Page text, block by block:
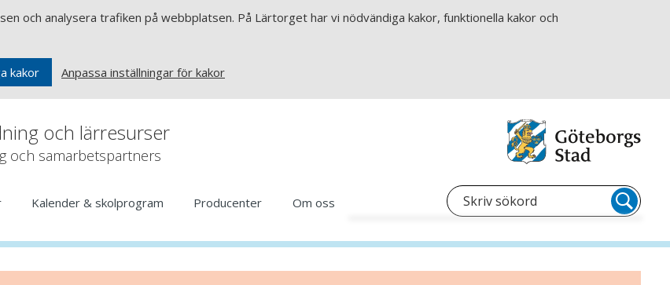
och analysera trafiken på webbplatsen. På Lärtorget har vi nödvändiga kakor, funktionella kakor och
kakor Anpassa inställningar för kakor
och lärresurser
och samarbetspartners
Kalender & skolprogram Producenter Om oss